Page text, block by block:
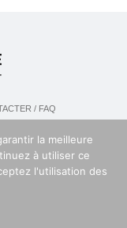
/ FAQ
la meilleure
à utiliser ce
l'utilisation des